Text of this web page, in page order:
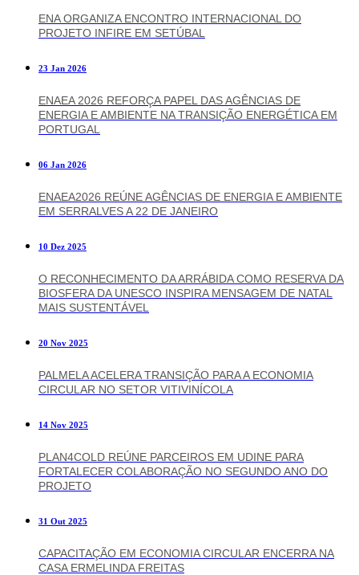
ENA ORGANIZA ENCONTRO INTERNACIONAL DO
PROJETO INFIRE EM SETÚBAL
23 Jan 2026
ENAEA 2026 REFORÇA PAPEL DAS AGÊNCIAS DE
ENERGIA E AMBIENTE NA TRANSIÇÃO ENERGÉTICA EM
PORTUGAL
06 Jan 2026
ENAEA2026 REÚNE AGÊNCIAS DE ENERGIA E AMBIENTE
EM SERRALVES A 22 DE JANEIRO
10 Dez 2025
O RECONHECIMENTO DA ARRÁBIDA COMO RESERVA DA
BIOSFERA DA UNESCO INSPIRA MENSAGEM DE NATAL
MAIS SUSTENTÁVEL
20 Nov 2025
PALMELA ACELERA TRANSIÇÃO PARA A ECONOMIA
CIRCULAR NO SETOR VITIVINÍCOLA
14 Nov 2025
PLAN4COLD REÚNE PARCEIROS EM UDINE PARA
FORTALECER COLABORAÇÃO NO SEGUNDO ANO DO
PROJETO
31 Out 2025
CAPACITAÇÃO EM ECONOMIA CIRCULAR ENCERRA NA
CASA ERMELINDA FREITAS